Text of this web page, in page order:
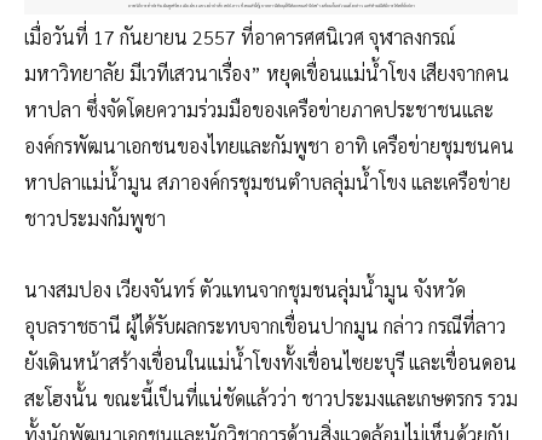
ภาพวิถีการทำประมงในฮูสะโฮง เมืองโขง แขวงจำปาสัก สปป.ลาว ซึ่งขณะนี้รัฐบาลลาวได้อนุมัติให้เอกชนเข้าไปสร้างเขื่อนกั้นบริเวณดังกล่าว และห้ามมิให้มีการใช้หลี่จับปลา
เมื่อวันที่ 17 กันยายน 2557 ที่อาคารศศนิเวศ จุฬาลงกรณ์
มหาวิทยาลัย มีเวทีเสวนาเรื่อง” หยุดเขื่อนแม่น้ำโขง เสียงจากคน
หาปลา ซึ่งจัดโดยความร่วมมือของเครือข่ายภาคประชาชนและ
องค์กรพัฒนาเอกชนของไทยและกัมพูชา อาทิ เครือข่ายชุมชนคน
หาปลาแม่น้ำมูน สภาองค์กรชุมชนตำบลลุ่มน้ำโขง และเครือข่าย
ชาวประมงกัมพูชา
นางสมปอง เวียงจันทร์ ตัวแทนจากชุมชนลุ่มน้ำมูน จังหวัด
อุบลราชธานี ผู้ได้รับผลกระทบจากเขื่อนปากมูน กล่าว กรณีที่ลาว
ยังเดินหน้าสร้างเขื่อนในแม่น้ำโขงทั้งเขื่อนไซยะบุรี และเขื่อนดอน
สะโฮงนั้น ขณะนี้เป็นที่แน่ชัดแล้วว่า ชาวประมงและเกษตรกร รวม
ทั้งนักพัฒนาเอกชนและนักวิชาการด้านสิ่งแวดล้อมไม่เห็นด้วยกับ